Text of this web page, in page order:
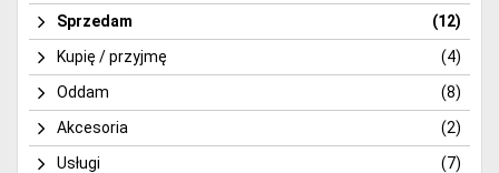
Sprzedam
(12)
Kupię / przyjmę
(4)
Oddam
(8)
Akcesoria
(2)
Usługi
(7)